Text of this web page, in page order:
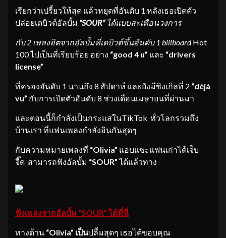
เรียกว่าเปรี้ยวให้สุด แล้วหยุดที่อันดับ 1 หลังเธอเปิดตัว
ปล่อยเดบิวต์อัลบั้ม “SOUR” ได้แบบสะเทือนวงการ
กับ2 เพลงฮิตจากอัลบั้มที่เดบิวต์ขึ้นอันดับ 1 billboardHot
100 ไปเป็นที่เรียบร้อย อย่าง “good 4 u” และ “drivers
license”
ที่ครองอันดับ 1 นานถึง 8 สัปดาห์ และยังมีซิงเกิลที่ 2 “déjà
vu” กับการเปิดตัวอันดับ 8 ช่วงเดือนเมษายนที่ผ่านมา
และตอนนี้ก็กำลังเป็นกระแสในTikTok ทั่วโลกรวมถึง
บ้านเรา ที่แฟนเพลงกำลังอินกันสุดๆ
กับความหมายเพลงที่ “Olivia” แอบแซะแฟนเก่าได้เจ็บ
จี๊ด สามารถฟังอัลบั้ม “SOUR”ได้แล้วทาง
ฟังเพลงจากอัลบั้ม “SOUR” ได้ที่นี่
ทางด้าน “Olivia” เป็นปลื้มสุดๆ เธอได้ขอบคุณ